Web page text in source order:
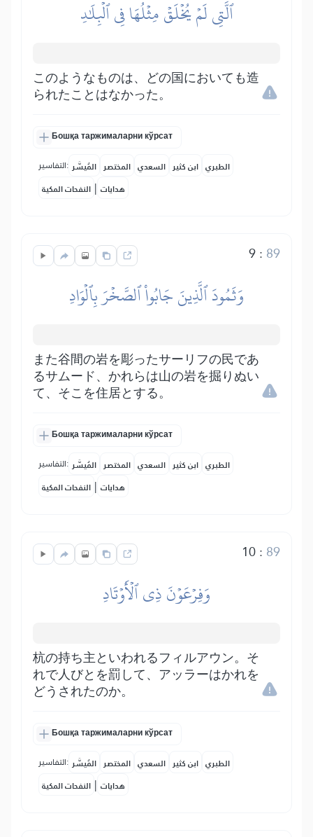
ٱلَّتِي لَمۡ يُخۡلَقۡ مِثۡلُهَا فِي ٱلۡبِلَٰدِ
このようなものは、どの国においても造
られたことはなかった。
Бошқа таржималарни кўрсат
التفاسير: المُيسَّر المختصر السعدي ابن كثير الطبري
النفحات المكية | هدايات
9: 89
وَثَمُودَ ٱلَّذِينَ جَابُواْ ٱلصَّخۡرَ بِٱلۡوَادِ
また谷間の岩を彫ったサーリフの民であ
るサムード、かれらは山の岩を掘りぬい
て、そこを住居とする。
Бошқа таржималарни кўрсат
التفاسير: المُيسَّر المختصر السعدي ابن كثير الطبري
النفحات المكية | هدايات
10: 89
وَفِرۡعَوۡنَ ذِي ٱلۡأَوۡتَادِ
杭の持ち主といわれるフィルアウン。そ
れで人びとを罰して、アッラーはかれを
どうされたのか。
Бошқа таржималарни кўрсат
التفاسير: المُيسَّر المختصر السعدي ابن كثير الطبري
النفحات المكية | هدايات